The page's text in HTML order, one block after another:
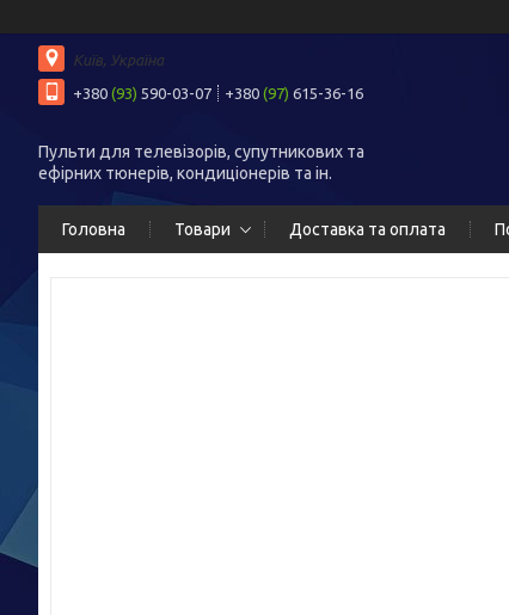
Київ, Україна
+380 (93) 590-03-07 +380 (97) 615-36-16
Пульти для телевізорів, супутникових та
ефірних тюнерів, кондиціонерів та ін.
Головна Товари Доставка та оплата